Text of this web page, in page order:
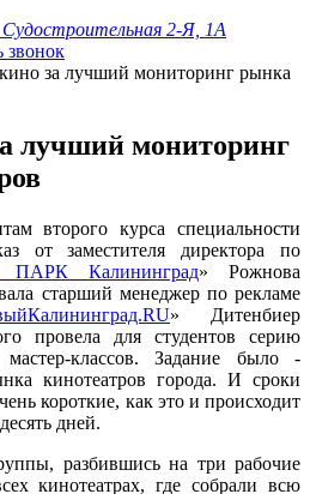
Судостроительная 2-Я, 1А
звонок
за лучший мониторинг рынка
лучший мониторинг
второго курса специальности
от заместителя директора по
Калининград» Рожнова
старший менеджер по рекламе
» Дитенбиер
провела для студентов серию
классов. Задание было -
кинотеатров города. И сроки
короткие, как это и происходит
дней.
разбившись на три рабочие
кинотеатрах, где собрали всю